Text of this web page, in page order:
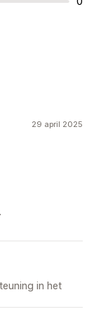
29 april 2025
in het